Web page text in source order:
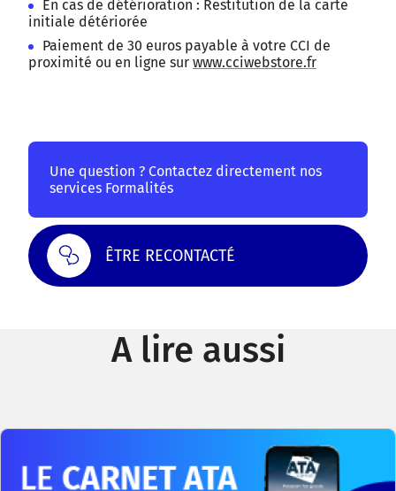
En cas de détérioration : Restitution de la carte
initiale détériorée
Paiement de 30 euros payable à votre CCI de
proximité ou en ligne sur www.cciwebstore.fr
Une question ? Contactez directement nos
services Formalités
ÊTRE RECONTACTÉ
A lire aussi